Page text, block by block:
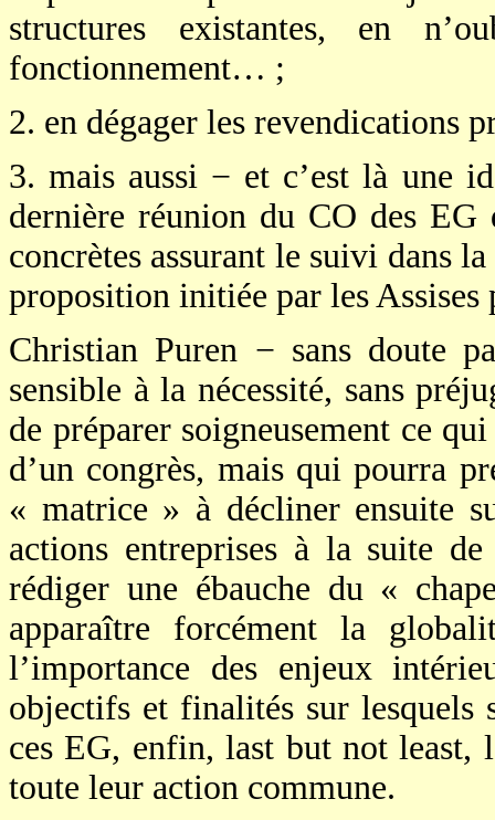
structures existantes, en
fonctionnement… ;
2. en dégager les revendications
3. mais aussi − et c’est là une
dernière réunion du CO des
concrètes assurant le suivi dans
proposition initiée par les Assises
Christian Puren − sans doute
sensible à la nécessité, sans
de préparer soigneusement ce
d’un congrès, mais qui pourra
« matrice » à décliner ensuite
actions entreprises à la suite
rédiger une ébauche du «
apparaître forcément la
l’importance des enjeux
objectifs et finalités sur lesquels
ces EG, enfin, last but not least,
toute leur action commune.